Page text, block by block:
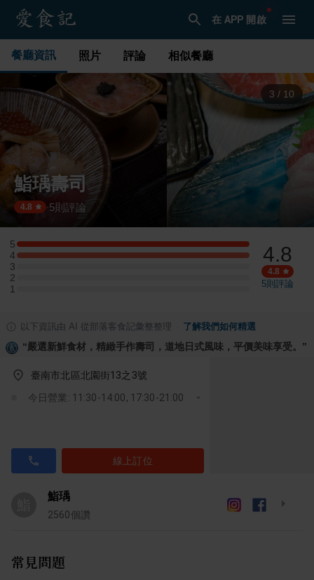
在 APP 開啟
餐廳資訊 照片 評論 相似餐廳
3 / 10
鮨瑀壽司
4.8 ·5則評論
5
5 星：1 則評論
4
4 星：1 則評論
3
3 星：0 則評論
2
2 星：0 則評論
1
1 星：0 則評論
4.8
4.8
5則評論
以下資訊由 AI 從部落客食記彙整整理 了解我們如何精選
“嚴選新鮮食材，精緻手作壽司，道地日式風味，平價美味享受。 ”
臺南市北區北園街13之3號
今日營業: 11:30-14:00, 17:30-21:00
線上訂位
鮨瑀
2560個讚
常見問題